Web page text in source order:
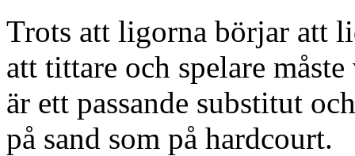
Trots att ligorna börjar att
att tittare och spelare
är ett passande substitut
på sand som på hardcourt.